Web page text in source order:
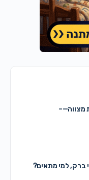
ברק, למי מתאים?